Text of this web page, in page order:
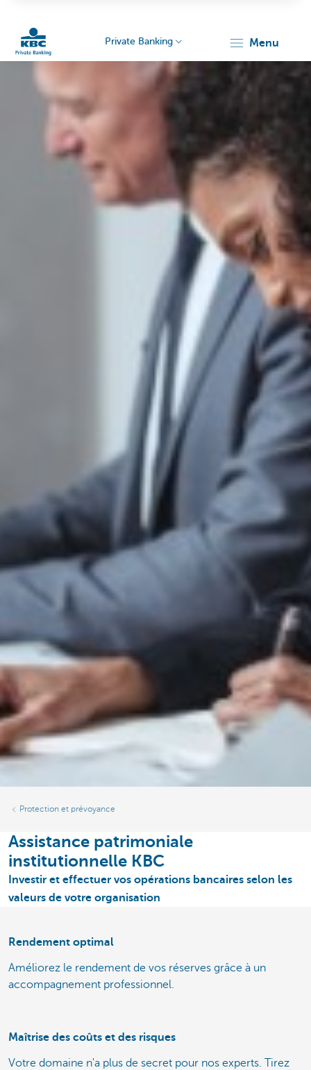
Private Banking menu
Protection et prévoyance
Assistance patrimoniale
institutionnelle KBC
Investir et effectuer vos opérations bancaires selon les
valeurs de votre organisation
Rendement optimal
Améliorez le rendement de vos réserves grâce à un
accompagnement professionnel.
Maîtrise des coûts et des risques
Votre domaine n'a plus de secret pour nos experts. Tirez